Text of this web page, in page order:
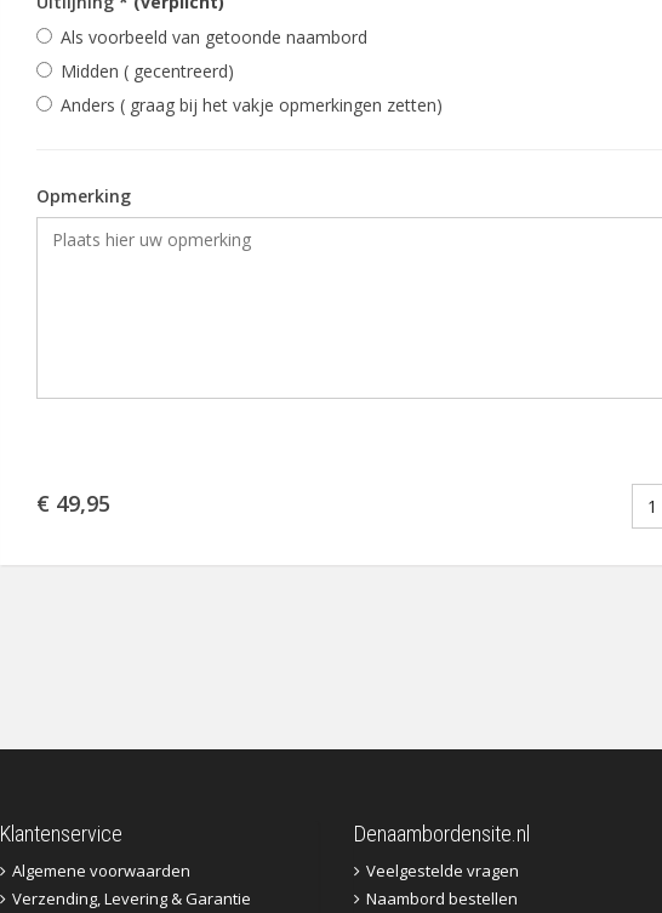
Als voorbeeld van getoonde naambord
Midden ( gecentreerd)
Anders ( graag bij het vakje opmerkingen zetten)
Opmerking
€ 49,95
Klantenservice
Algemene voorwaarden
Verzending, Levering & Garantie
Denaambordensite.nl
Veelgestelde vragen
Naambord bestellen